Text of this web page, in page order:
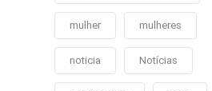
mulher mulheres
noticia Notícias